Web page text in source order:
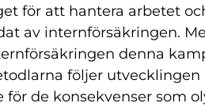
för att hantera arbetet
av internförsäkringen.
denna
följer
de konsekvenser som